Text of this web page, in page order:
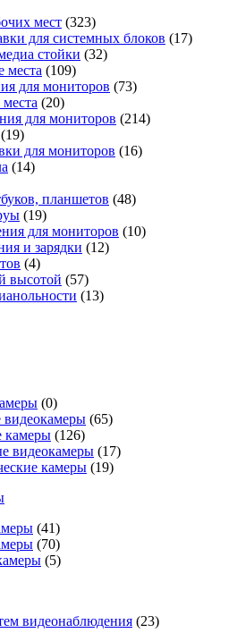
мест (323)
для системных блоков (17)
стойки (32)
места (109)
для мониторов (73)
(20)
для мониторов (214)
(19)
для мониторов (16)
(14)
планшетов (48)
(19)
для мониторов (10)
и зарядки (12)
(4)
высотой (57)
(13)
(0)
видеокамеры (65)
камеры (126)
видеокамеры (17)
камеры (19)
(41)
(70)
(5)
видеонаблюдения (23)